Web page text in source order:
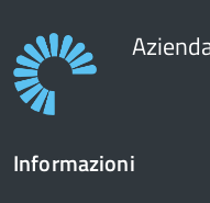
Informazioni